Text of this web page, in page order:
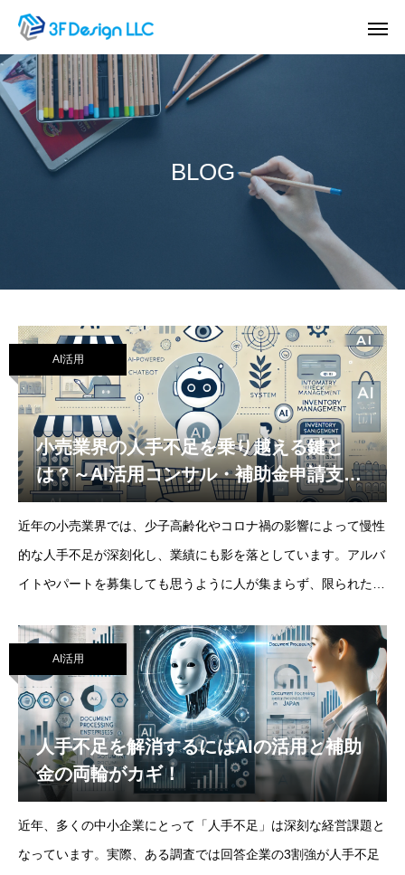
BLOG
AI活用
小売業界の人手不足を乗り越える鍵と
は？～AI活用コンサル・補助金申請支
援・DX支援で加速する店舗改革～
近年の小売業界では、少子高齢化やコロナ禍の影響によって慢性
的な人手不足が深刻化し、業績にも影を落としています。アルバ
イトやパートを募集しても思うように人が集まらず、限られたス
なくありません。こうした環境下で注目されている
AI活用
人手不足を解消するにはAIの活用と補助
金の両輪がカギ！
近年、多くの中小企業にとって「人手不足」は深刻な経営課題と
なっています。実際、ある調査では回答企業の3割強が人手不足